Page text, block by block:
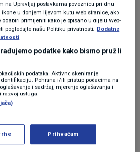
Starmer je svoj revolver
kako bi bio onesposobljen,
dokument kojim se
Uvoz oružja u
prekršio bi, naime,
o vatrenom oružju.
agencije dpa o darovanju
na Upravljaj postavkama poveznicu pri dnu
u donjem lijevom kutu web stranice, ako
odabiri primijeniti kako je opisano u dijelu Web-
pogledajte našu Politiku privatnosti. Dodatne
podatke kako bismo pružili
podataka. Aktivno skeniranje
Pohrana i/ili pristup podacima na
i sadržaj, mjerenje oglašavanja i
razvoj usluga.
Prihvaćam